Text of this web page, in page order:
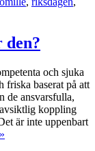
den?
och sjuka
friska baserat på att
de ansvarsfulla,
koppling
är inte uppenbart